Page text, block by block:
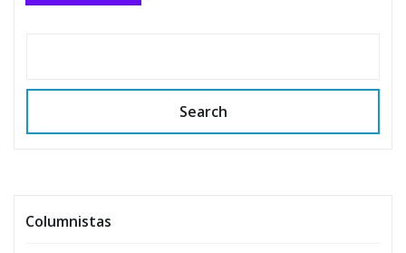
Search
Columnistas